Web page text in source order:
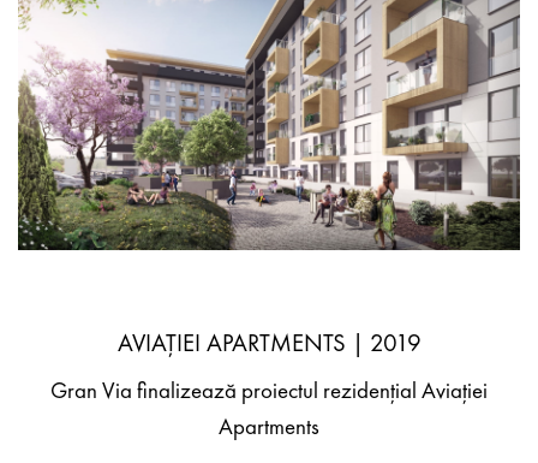
AVIAȚIEI APARTMENTS | 2019
Gran Via finalizează proiectul rezidențial Aviației
Apartments